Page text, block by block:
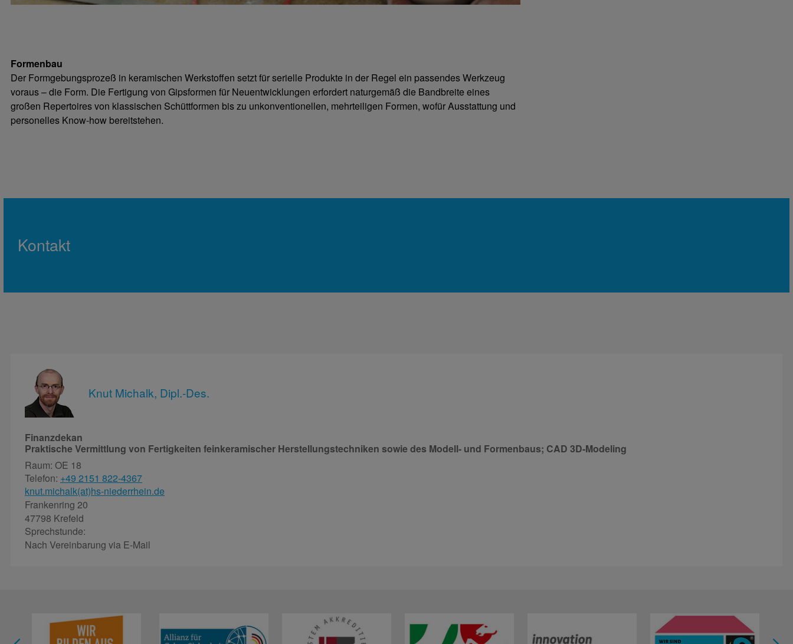
Formenbau
Der Formgebungsprozeß in keramischen Werkstoffen setzt für serielle Produkte in der Regel ein passendes Werkzeug
voraus – die Form. Die Fertigung von Gipsformen für Neuentwicklungen erfordert naturgemäß die Bandbreite eines
großen Repertoires von klassischen Schüttformen bis zu unkonventionellen, mehrteiligen Formen, wofür Ausstattung und
personelles Know-how bereitstehen.
Kontakt
Knut Michalk, Dipl.-Des.
Finanzdekan
Praktische Vermittlung von Fertigkeiten feinkeramischer Herstellungstechniken sowie des Modell- und Formenbaus; CAD 3D-Modeling
Raum: OE 18
Telefon: +49 2151 822-4367
knut.michalk(at)hs-niederrhein.de
Frankenring 20
47798 Krefeld
Sprechstunde:
Nach Vereinbarung via E-Mail